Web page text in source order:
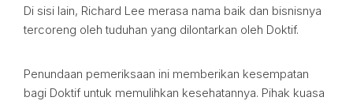
Di sisi lain, Richard Lee merasa nama baik dan bisnisnya
tercoreng oleh tuduhan yang dilontarkan oleh Doktif.
Penundaan pemeriksaan ini memberikan kesempatan
bagi Doktif untuk memulihkan kesehatannya. Pihak kuasa